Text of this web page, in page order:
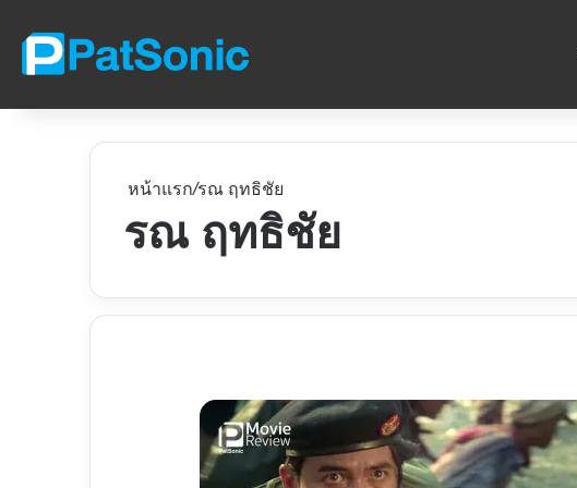
หน้าแรก/รณ ฤทธิชัย
รณ ฤทธิชัย